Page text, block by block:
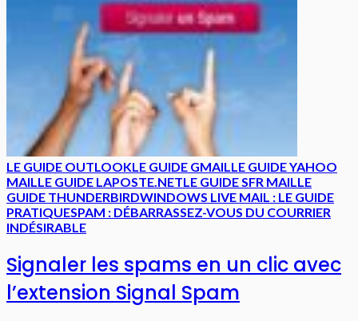
LE GUIDE OUTLOOKLE GUIDE GMAILLE GUIDE YAHOO
MAILLE GUIDE LAPOSTE.NETLE GUIDE SFR MAILLE
GUIDE THUNDERBIRDWINDOWS LIVE MAIL : LE GUIDE
PRATIQUESPAM : DÉBARRASSEZ-VOUS DU COURRIER
INDÉSIRABLE
Signaler les spams en un clic avec
l’extension Signal Spam